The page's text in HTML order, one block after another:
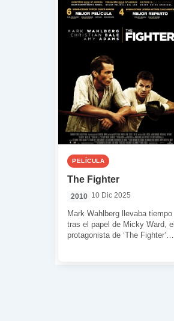
PELÍCULA
The Fighter
2010 10 Dic 2025
Mark Wahlberg llevaba tiempo
tras el papel de Micky Ward, el
protagonista de ‘The Fighter’.